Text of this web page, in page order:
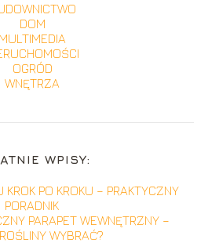
DOM
MULTIMEDIA
OGRÓD
WNĘTRZA
WPISY:
KROK PO KROKU – PRAKTYCZNY
PORADNIK
PARAPET WEWNĘTRZNY –
WYBRAĆ?